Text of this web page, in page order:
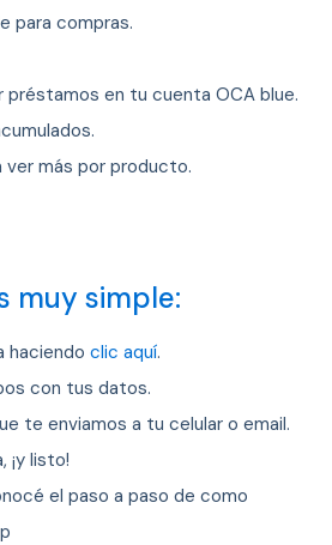
para compras.
préstamos en tu cuenta OCA blue.
ver más por producto.
muy simple:
haciendoclic aquí.
con tus datos.
te enviamos a tu celular o email.
¡y listo!
el paso a paso de como